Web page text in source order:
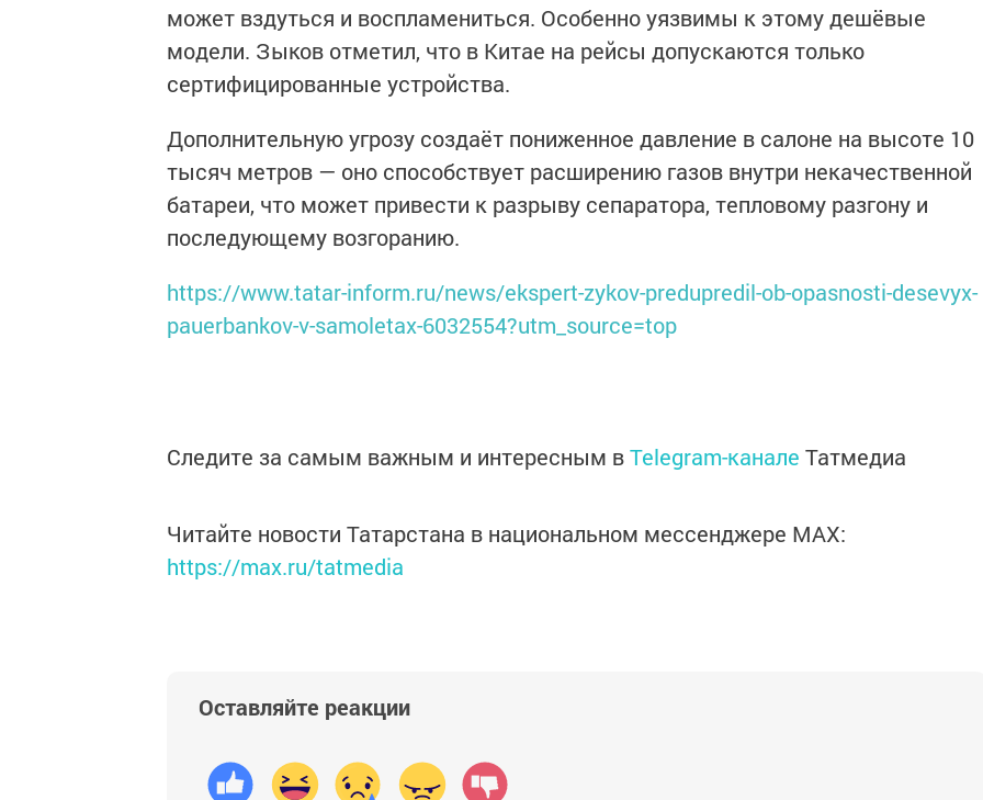
может вздуться и воспламениться. Особенно уязвимы к этому дешёвые
модели. Зыков отметил, что в Китае на рейсы допускаются только
сертифицированные устройства.
Дополнительную угрозу создаёт пониженное давление в салоне на высоте 10
тысяч метров — оно способствует расширению газов внутри некачественной
батареи, что может привести к разрыву сепаратора, тепловому разгону и
последующему возгоранию.
https://www.tatar-inform.ru/news/ekspert-zykov-predupredil-ob-opasnosti-desevyx-
pauerbankov-v-samoletax-6032554?utm_source=top
Следите за самым важным и интересным вTelegram-канале Татмедиа
Читайте новости Татарстана в национальном мессенджере MАХ:
https://max.ru/tatmedia
Оставляйте реакции